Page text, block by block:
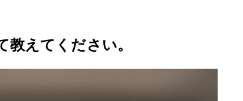
えてください。